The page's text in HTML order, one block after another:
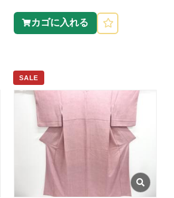
カゴに入れる
SALE